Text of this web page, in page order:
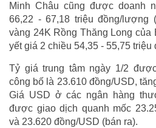
Minh Châu cũng được doanh
66,22 - 67,18 triệu đồng/lượng
vàng 24K Rồng Thăng Long của
yết giá 2 chiều 54,35 - 55,75
Tỷ giá trung tâm ngày 1/2
công bố là 23.610 đồng/USD,
Giá USD ở các ngân hàng
được giao dịch quanh mốc
và 23.620 đồng/USD (bán ra).